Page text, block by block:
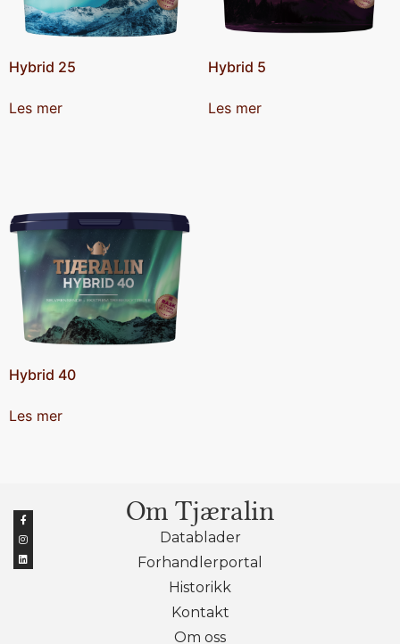
Hybrid 25
Les mer
Hybrid 5
Les mer
Hybrid 40
Les mer
Om Tjæralin
Datablader
Forhandlerportal
Historikk
Kontakt
Om oss